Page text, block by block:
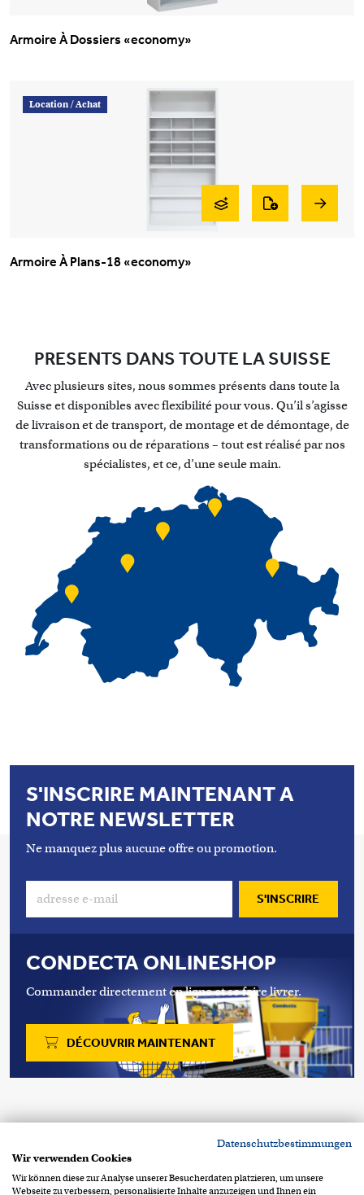
Armoire À Dossiers «economy»
Location /Achat
Armoire À Plans-18 «economy»
PRESENTS DANS TOUTE LA SUISSE
Avec plusieurs sites, nous sommes présents dans toute la
Suisse et disponibles avec flexibilité pour vous. Qu’il s’agisse
de livraison et de transport, de montage et de démontage, de
transformations ou de réparations – tout est réalisé par nos
spécialistes, et ce, d’une seule main.
S'INSCRIRE MAINTENANT A
NOTRE NEWSLETTER
Ne manquez plus aucune offre ou promotion.
S'INSCRIRE
CONDECTA ONLINESHOP
Commander directement en ligne et se faire livrer.
DÉCOUVRIR MAINTENANT
CH-1040 Echallens
Datenschutzbestimmungen
Wir verwenden Cookies
Wir können diese zur Analyse unserer Besucherdaten platzieren, um unsere
Webseite zu verbessern, personalisierte Inhalte anzuzeigen und Ihnen ein